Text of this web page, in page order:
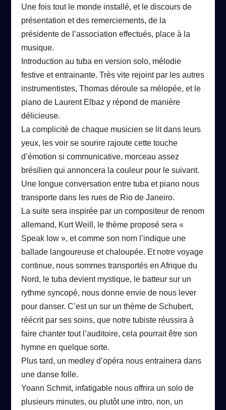
Une fois tout le monde installé, et le discours de
présentation et des remerciements, de la
présidente de l’association effectués, place à la
musique.
Introduction au tuba en version solo, mélodie
festive et entrainante.Très vite rejoint par les autres
instrumentistes, Thomas déroule sa mélopée, et le
piano de Laurent Elbaz y répond de manière
délicieuse.
La complicité de chaque musicien se lit dans leurs
yeux, les voir se sourire rajoute cette touche
d’émotion si communicative, morceau assez
brésilien qui annoncera la couleur pour le suivant.
Une longue conversation entre tuba et piano nous
transporte dans les rues de Rio de Janeiro.
La suite sera inspirée par un compositeur de renom
allemand, Kurt Weill, le thème proposé sera «
Speak low », et comme son nom l’indique une
ballade langoureuse et chaloupée. Et notre voyage
continue, nous sommes transportés en Afrique du
Nord, le tuba devient mystique, le batteur sur un
rythme syncopé, nous donne envie de nous lever
pour danser.C’est un sur un thème de Schubert,
réécrit par ses soins, que notre tubiste réussira à
faire chanter tout l’auditoire, cela pourrait être son
hymne en quelque sorte.
Plus tard, un medley d’opéra nous entrainera dans
une danse folle.
Yoann Schmit, infatigable nous offrira un solo de
plusieurs minutes, ou plutôt une intro, non, un